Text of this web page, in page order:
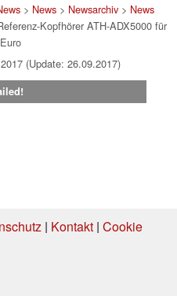
> News> Newsarchiv> News
Kopfhörer ATH-ADX5000 für
(Update: 26.09.2017)
| Kontakt| Cookie